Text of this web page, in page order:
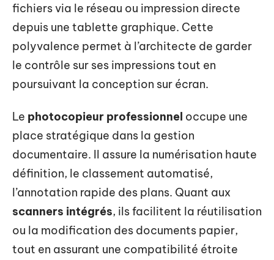
fichiers via le réseau ou impression directe
depuis une tablette graphique. Cette
polyvalence permet à l’architecte de garder
le contrôle sur ses impressions tout en
poursuivant la conception sur écran.
Le photocopieur professionnel occupe une
place stratégique dans la gestion
documentaire. Il assure la numérisation haute
définition, le classement automatisé,
l’annotation rapide des plans. Quant aux
scanners intégrés, ils facilitent la réutilisation
ou la modification des documents papier,
tout en assurant une compatibilité étroite